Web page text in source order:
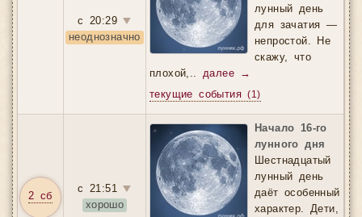
с 20:29▼
неоднозначно
лунный день
для зачатия —
непростой. Не
скажу, что
плохой,..далее →
текущие события(1)
2 сб
с 21:51▼
хорошо
Начало 16-го
лунного дня
Шестнадцатый
лунный день
даёт особенный
характер. Дети,